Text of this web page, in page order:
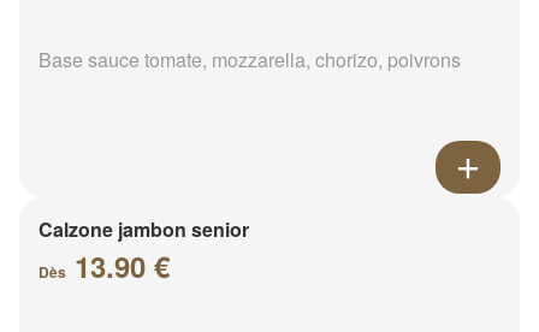
Base sauce tomate, mozzarella, chorizo, poivrons
Calzone jambon senior
Dès 13.90 €